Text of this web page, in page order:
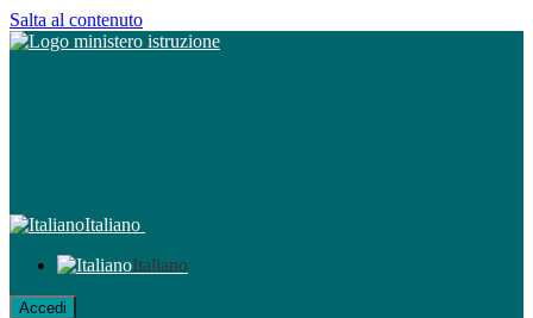
Salta al contenuto
Italiano
Italiano
Accedi